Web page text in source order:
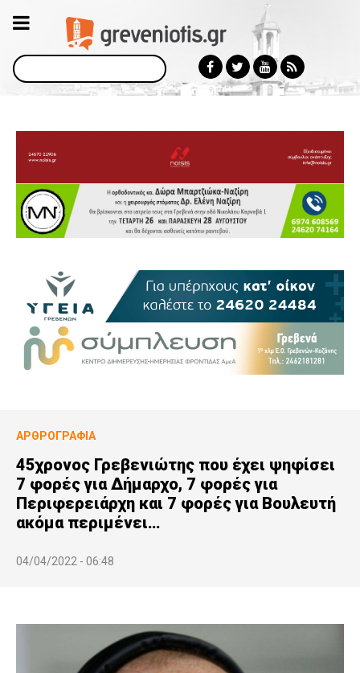
Αναζήτηση
ΑΡΘΡΟΓΡΑΦΊΑ
45χρονος Γρεβενιώτης που έχει ψηφίσει
7 φορές για Δήμαρχο, 7 φορές για
Περιφερειάρχη και 7 φορές για Βουλευτή
ακόμα περιμένει…
04/04/2022 - 06:48